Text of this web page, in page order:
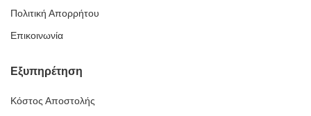
Πολιτική Απορρήτου
Επικοινωνία
Εξυπηρέτηση
Κόστος Αποστολής